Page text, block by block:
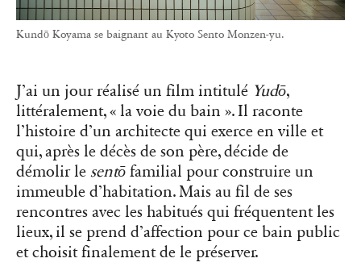
Kundō Koyama se baignant au Kyoto Sento Monzen-yu.
J’ai un jour réalisé un film intitulé Yudō,
littéralement, « la voie du bain ». Il raconte
l’histoire d’un architecte qui exerce en ville et
qui, après le décès de son père, décide de
démolir le sentō familial pour construire un
immeuble d’habitation. Mais au fil de ses
rencontres avec les habitués qui fréquentent les
lieux, il se prend d’affection pour ce bain public
et choisit finalement de le préserver.